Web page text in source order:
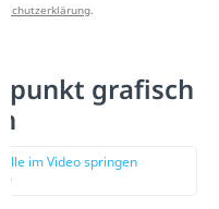
.
grafisch
im Video springen